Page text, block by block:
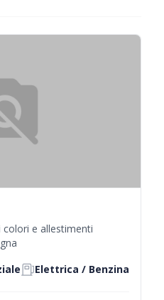
colori e allestimenti
Elettrica / Benzina